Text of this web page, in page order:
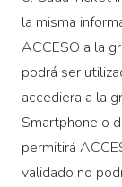
la misma
ACCESO a la
podrá ser
accediera a la
Smartphone o
permitirá
validado no